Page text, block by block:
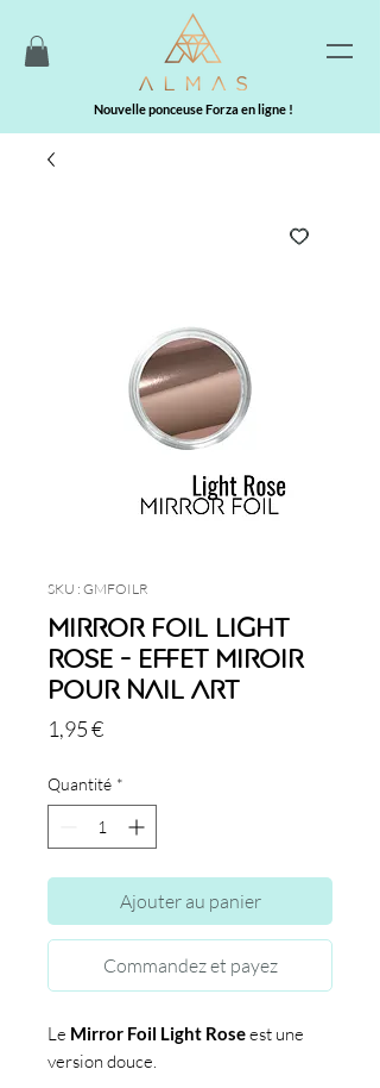
Nouvelle ponceuse Forza en ligne !
SKU : GMFOILR
Mirror Foil Light
Rose - Effet miroir
pour nail art
1,95 €Prix
Quantité *
Ajouter au panier
Commandez et payez
Le Mirror Foil Light Roseest une
version douce.